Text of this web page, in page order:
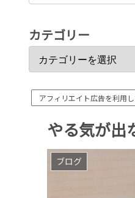
カテゴリー
アフィリエイト広告を利用
やる気が出
ブログ